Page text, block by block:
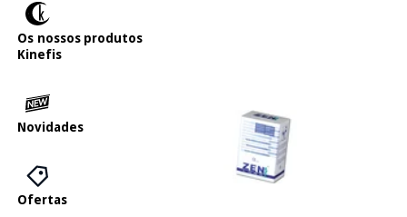
Os nossos produtos
Kinefis
Novidades
Ofertas